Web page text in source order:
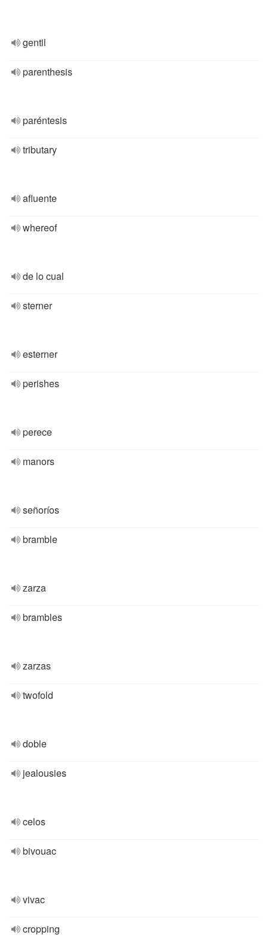
gentil
parenthesis
paréntesis
tributary
afluente
whereof
de lo cual
sterner
esterner
perishes
perece
manors
señoríos
bramble
zarza
brambles
zarzas
twofold
doble
jealousies
celos
bivouac
vivac
cropping